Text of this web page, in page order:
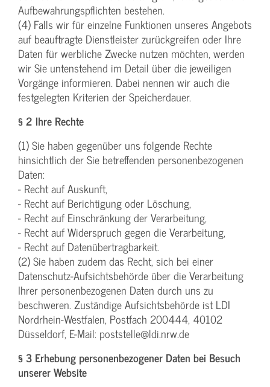
Aufbewahrungspflichten bestehen.
(4) Falls wir für einzelne Funktionen unseres Angebots
auf beauftragte Dienstleister zurückgreifen oder Ihre
Daten für werbliche Zwecke nutzen möchten, werden
wir Sie untenstehend im Detail über die jeweiligen
Vorgänge informieren. Dabei nennen wir auch die
festgelegten Kriterien der Speicherdauer.
§ 2 Ihre Rechte
(1) Sie haben gegenüber uns folgende Rechte
hinsichtlich der Sie betreffenden personenbezogenen
Daten:
- Recht auf Auskunft,
- Recht auf Berichtigung oder Löschung,
- Recht auf Einschränkung der Verarbeitung,
- Recht auf Widerspruch gegen die Verarbeitung,
- Recht auf Datenübertragbarkeit.
(2) Sie haben zudem das Recht, sich bei einer
Datenschutz-Aufsichtsbehörde über die Verarbeitung
Ihrer personenbezogenen Daten durch uns zu
beschweren. Zuständige Aufsichtsbehörde ist LDI
Nordrhein-Westfalen, Postfach 200444, 40102
Düsseldorf, E-Mail: poststelle@ldi.nrw.de
§ 3 Erhebung personenbezogener Daten bei Besuch
unserer Website